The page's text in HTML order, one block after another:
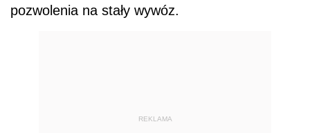
pozwolenia na stały wywóz.
REKLAMA